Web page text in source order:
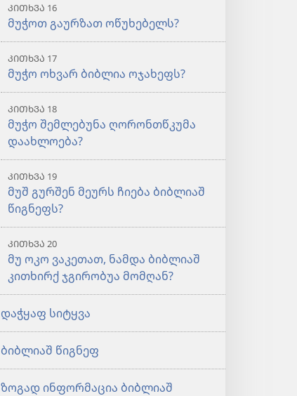
ᲙᲘᲗᲮᲕᲐ 16
მუჭოთ გაურზათ ოწუხებელს?
ᲙᲘᲗᲮᲕᲐ 17
მუჭო ოხვარ ბიბლია ოჯახეფს?
ᲙᲘᲗᲮᲕᲐ 18
მუჭო შემლებუნა ღორონთწკუმა
დაახლოება?
ᲙᲘᲗᲮᲕᲐ 19
მუშ გურშენ მეურს ჩიება ბიბლიაშ
წიგნეფს?
ᲙᲘᲗᲮᲕᲐ 20
მუ ოკო ვაკეთათ, ნამდა ბიბლიაშ
კითხირქ ჯგირობუა მომღან?
დაჭყაფ სიტყვა
ბიბლიაშ წიგნეფ
ზოგად ინფორმაცია ბიბლიაშ